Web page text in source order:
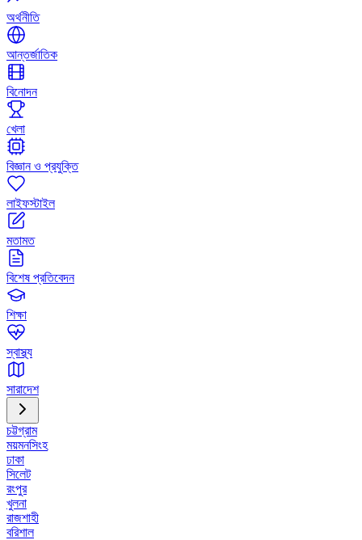
অর্থনীতি
আন্তর্জাতিক
বিনোদন
খেলা
বিজ্ঞান ও প্রযুক্তি
লাইফস্টাইল
মতামত
বিশেষ প্রতিবেদন
শিক্ষা
স্বাস্থ্য
সারাদেশ
চট্টগ্রাম
ময়মনসিংহ
ঢাকা
সিলেট
রংপুর
খুলনা
রাজশাহী
বরিশাল